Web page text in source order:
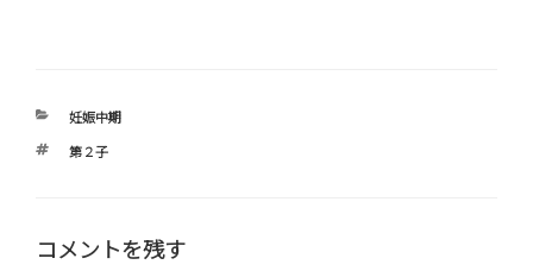
カ
ゴ
妊娠中期
タ
第２子
コメントを残す